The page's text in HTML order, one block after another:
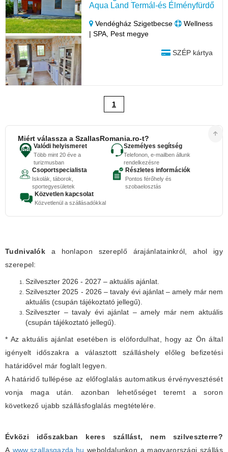
Aqua Land Termál-és Élményfürdő
Vendégház Szigetbecse
Wellness
| SPA, Pest megye
SZÉP kártya
1
Miért válassza a SzallasRomania.ro-t?
Valódi helyismeret
Több mint 20 éve a
turizmusban
Személyes segítség
Telefonon, e-mailben állunk
rendelkezésre
Csoportspecialista
Iskolák, táborok,
sportegyesületek
Részletes információk
Pontos férőhely és
szobaelosztás
Közvetlen kapcsolat
Közvetlenül a szállásadókkal
Tudnivalók a honlapon szereplő árajánlatainkról, ahol igy
szerepel:
Szilveszter 2026 - 2027 – aktuális ajánlat.
Szilveszter 2025 - 2026 – tavaly évi ajánlat – amely már nem
aktuális (csupán tájékoztató jellegű).
Szilveszter – tavaly évi ajánlat – amely már nem aktuális
(csupán tájékoztató jellegű).
* Az aktuális ajánlat esetében is elöfordulhat, hogy az Ön által
igényelt időszakra a választott szálláshely előleg befizetési
határidővel már foglalt legyen.
A határidő tullépése az előfoglalás automatikus érvényvesztését
vonja maga után. azonban lehetőséget teremt a soron
következő ujabb szállásfoglalás megtételére.
Évközi időszakban keres szállást, nem szilveszterre?
A www.szallasgazda.hu weboldalunkon a magyarországi szállás